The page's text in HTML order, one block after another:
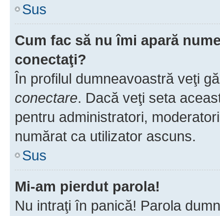
Sus
Cum fac să nu îmi apară
conectaţi?
În profilul dumneavoastră veţi
conectare. Dacă veţi seta
pentru administratori,
numărat ca utilizator ascuns.
Sus
Mi-am pierdut parola!
Nu intraţi în panică! Parola